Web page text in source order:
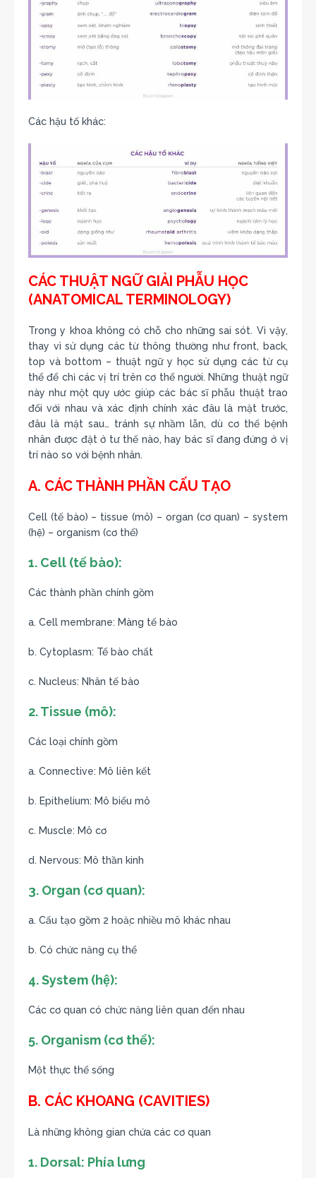
Các hậu tố khác:
CÁC THUẬT NGỮ GIẢI PHẪU HỌC
(ANATOMICAL TERMINOLOGY)
Trong y khoa không có chỗ cho những sai sót. Vì vậy,
thay vì sử dụng các từ thông thường như front, back,
top và bottom – thuật ngữ y học sử dụng các từ cụ
thể để chỉ các vị trí trên cơ thể người. Những thuật ngữ
này như một quy ước giúp các bác sĩ phẫu thuật trao
đổi với nhau và xác định chính xác đâu là mặt trước,
đâu là mặt sau… tránh sự nhầm lẫn, dù cơ thể bệnh
nhân được đặt ở tư thế nào, hay bác sĩ đang đứng ở vị
trí nào so với bệnh nhân.
A. CÁC THÀNH PHẦN CẤU TẠO
Cell (tế bào) – tissue (mô) – organ (cơ quan) – system
(hệ) – organism (cơ thể)
1. Cell (tế bào):
Các thành phần chính gồm
a. Cell membrane: Màng tế bào
b. Cytoplasm: Tế bào chất
c. Nucleus: Nhân tế bào
2. Tissue (mô):
Các loại chính gồm
a. Connective: Mô liên kết
b. Epithelium: Mô biểu mô
c. Muscle: Mô cơ
d. Nervous: Mô thần kinh
3. Organ (cơ quan):
a. Cấu tạo gồm 2 hoặc nhiều mô khác nhau
b. Có chức năng cụ thể
4. System (hệ):
Các cơ quan có chức năng liên quan đến nhau
5. Organism (cơ thể):
Một thực thể sống
B. CÁC KHOANG (CAVITIES)
Là những không gian chứa các cơ quan
1. Dorsal: Phía lưng